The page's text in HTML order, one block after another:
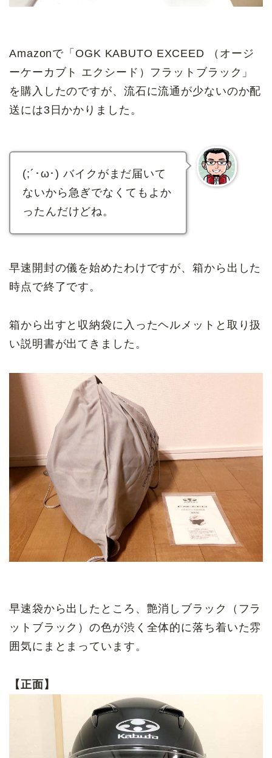
Amazonで「OGK KABUTO EXCEED （オージ
ーケーカブト エクシード）フラットブラック」
を購入したのですが、流石に流通が少ないのか配
送には3日かかりました。
(;´･ω･) バイクがまだ届いて
ないから急ぎでなくてもよか
ったんだけどね。
早速開封の儀を始めたわけですが、箱から出した
時点で終了です。
箱から出すと収納袋に入ったヘルメットと取り扱
い説明書が出てきました。
早速袋から出したところ、艶消しブラック（フラ
ットブラック）の色が渋く全体的に落ち着いた雰
囲気にまとまっています。
【正面】